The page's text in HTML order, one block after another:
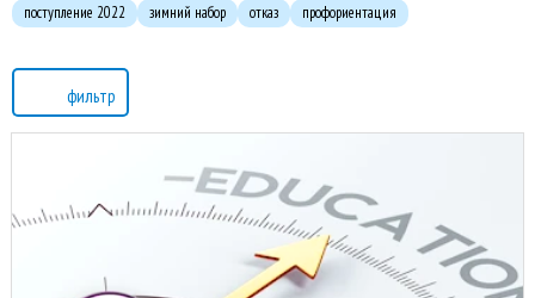
поступление 2022
зимний набор отказ профориентация
фильтр